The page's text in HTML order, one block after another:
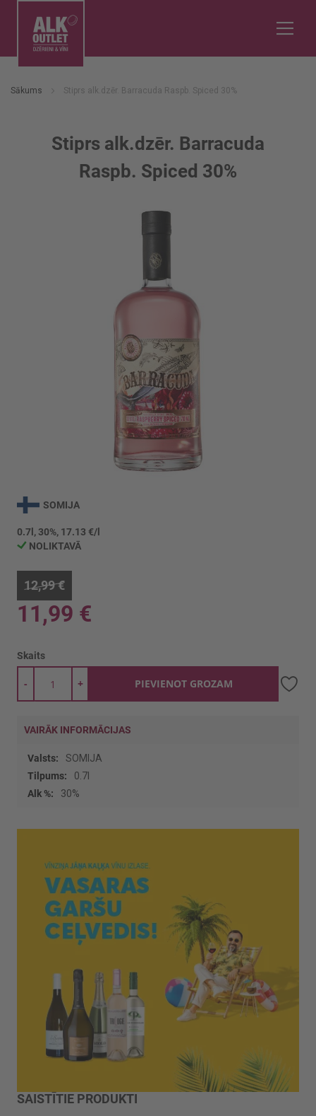
Sākums Stiprs alk.dzēr. Barracuda Raspb. Spiced 30%
Stiprs alk.dzēr. Barracuda
Raspb. Spiced 30%
uz
galerijas
sākumu
SOMIJA
0.7l, 30%, 17.13 €/l
NOLIKTAVĀ
12,99 €
11,99 €
Skaits
+
- PIEVIENOT GROZAM
VAIRĀK INFORMĀCIJAS
Vairāk
informācijas
SOMIJA
0.7l
30%
SAISTĪTIE PRODUKTI